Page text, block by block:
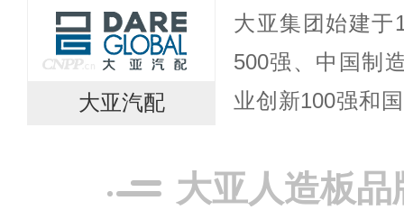
绿色人居空间。
京、西安、...
大亚汽配
大亚集团始建于
500强、中国制
业创新100强和
股股东和圣象集
大亚人造板品